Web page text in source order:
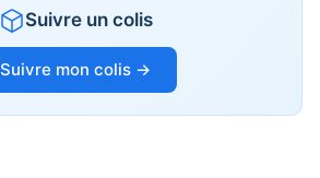
Suivre un colis
Suivre mon colis →